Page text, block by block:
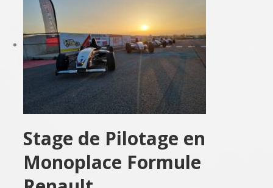
Stage de Pilotage en
Monoplace Formule